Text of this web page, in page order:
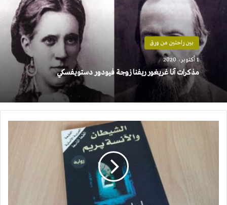
بين راحتين من ورق
1 أكتوبر، 2020
مذكرات آنا غريغور ريفنا زوجة فيودور دستويفسكي